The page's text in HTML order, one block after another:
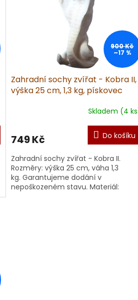
900 Kč
–17 %
Zahradní sochy zvířat - Kobra II,
výška 25 cm, 1,3 kg, pískovec
Skladem (4
749 Kč Do košíku
Zahradní sochy zvířat - Kobra II.
Rozměry: výška 25 cm, váha 1,3
kg. Garantujeme dodání v
nepoškozeném stavu. Materiál: